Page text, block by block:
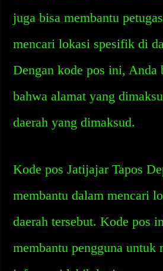
juga bisa membantu
mencari lokasi spesifik di
Dengan kode pos ini, Anda
bahwa alamat yang
daerah yang dimaksud.
Kode pos Jatijajar Tapos
membantu dalam mencari
daerah tersebut. Kode pos
membantu pengguna untuk